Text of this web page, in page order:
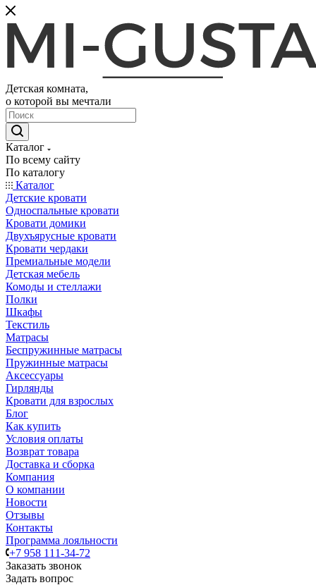
Детская комната,
о которой вы мечтали
Каталог
По всему сайту
По каталогу
Каталог
Детские кровати
Односпальные кровати
Кровати домики
Двухъярусные кровати
Кровати чердаки
Премиальные модели
Детская мебель
Комоды и стеллажи
Полки
Шкафы
Текстиль
Матрасы
Беспружинные матрасы
Пружинные матрасы
Аксессуары
Гирлянды
Кровати для взрослых
Блог
Как купить
Условия оплаты
Возврат товара
Доставка и сборка
Компания
О компании
Новости
Отзывы
Контакты
Программа лояльности
+7 958 111-34-72
Заказать звонок
Задать вопрос